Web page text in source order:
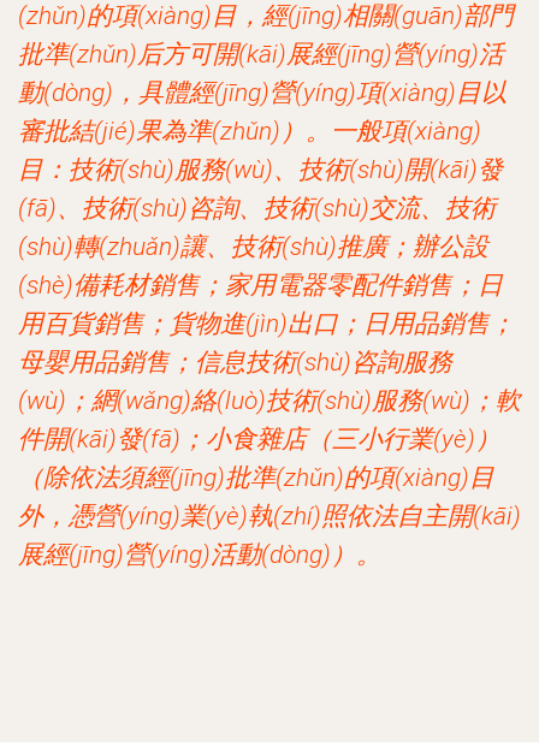
(zhǔn)的項(xiàng)目，經(jīng)相關(guān)部門
批準(zhǔn)后方可開(kāi)展經(jīng)營(yíng)活
動(dòng)，具體經(jīng)營(yíng)項(xiàng)目以
審批結(jié)果為準(zhǔn)）。一般項(xiàng)
目：技術(shù)服務(wù)、技術(shù)開(kāi)發
(fā)、技術(shù)咨詢、技術(shù)交流、技術
(shù)轉(zhuǎn)讓、技術(shù)推廣；辦公設
(shè)備耗材銷售；家用電器零配件銷售；日
用百貨銷售；貨物進(jìn)出口；日用品銷售；
母嬰用品銷售；信息技術(shù)咨詢服務
(wù)；網(wǎng)絡(luò)技術(shù)服務(wù)；軟
件開(kāi)發(fā)；小食雜店（三小行業(yè)）
（除依法須經(jīng)批準(zhǔn)的項(xiàng)目
外，憑營(yíng)業(yè)執(zhí)照依法自主開(kāi)
展經(jīng)營(yíng)活動(dòng)）。